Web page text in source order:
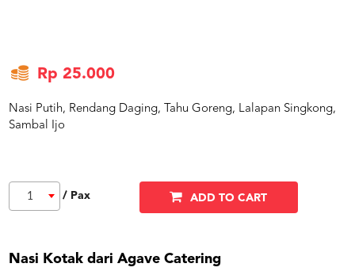
Rp 25.000
Nasi Putih, Rendang Daging, Tahu Goreng, Lalapan Singkong,
Sambal Ijo
1 / Pax ADD TO CART
Nasi Kotak dari Agave Catering